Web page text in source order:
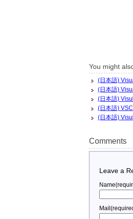
You might
(日本語)
(日本語)
(日本語)
(日本語)
(日本語)
Comments
Leave a